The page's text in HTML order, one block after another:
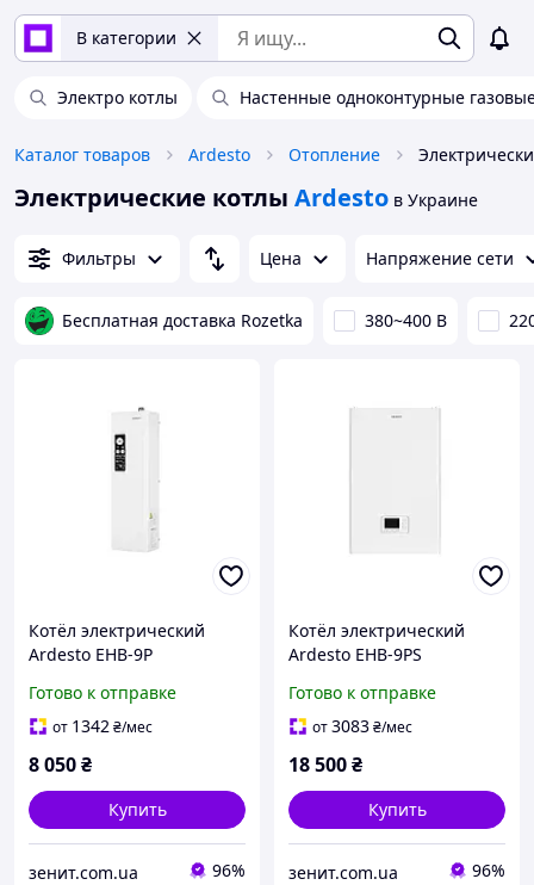
В категории
Электро котлы Настенные одноконтурные
Каталог товаров Ardesto Отопление
Электрические котлы Ardesto в Украине
Фильтры Цена Напряжение сети
Бесплатная доставка Rozetka 380~400 В
Котёл электрический
Ardesto EHB-9P
Готово к отправке
от 1342₴/мес
8 050₴
Купить
зенит.com.ua 96%
Котёл электрический
Ardesto EHB-9PS
Готово к отправке
от3083₴/мес
18 500₴
Купить
зенит.com.ua 96%